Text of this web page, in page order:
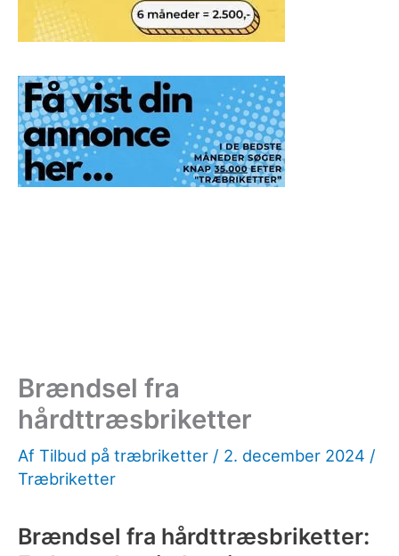
Brændsel fra
hårdttræsbriketter
Af Tilbud på træbriketter / 2. december 2024 /
Træbriketter
Brændsel fra hårdttræsbriketter: